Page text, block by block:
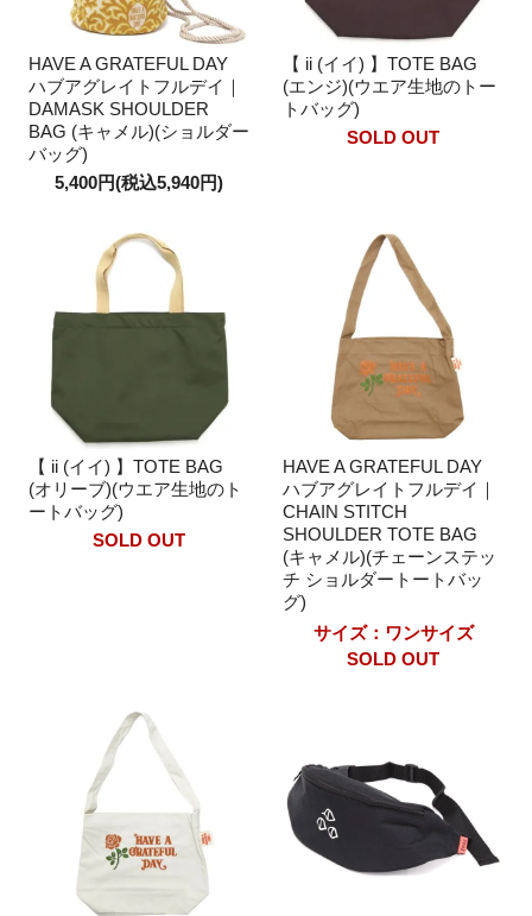
HAVE A GRATEFUL DAY
ハブアグレイトフルデイ｜
DAMASK SHOULDER
BAG (キャメル)(ショルダー
バッグ)
5,400円(税込5,940円)
【 ii (イイ) 】TOTE BAG
(エンジ)(ウエア生地のトー
トバッグ)
SOLD OUT
【 ii (イイ) 】TOTE BAG
(オリーブ)(ウエア生地のト
ートバッグ)
SOLD OUT
HAVE A GRATEFUL DAY
ハブアグレイトフルデイ｜
CHAIN STITCH
SHOULDER TOTE BAG
(キャメル)(チェーンステッ
チ ショルダートートバッ
グ)
サイズ：ワンサイズ
SOLD OUT